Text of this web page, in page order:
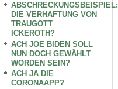
ABSCHRECKUNGSBEISPIEL:
DIE VERHAFTUNG VON
TRAUGOTT
ICKEROTH?
ACH JOE BIDEN SOLL
NUN DOCH GEWÄHLT
WORDEN SEIN?
ACH JA DIE
CORONAAPP?